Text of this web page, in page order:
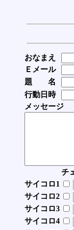
おなまえ
Ｅメール
題 名
行動日時
メッセージ
チ
サイコロ1
サイコロ2
サイコロ3
サイコロ4